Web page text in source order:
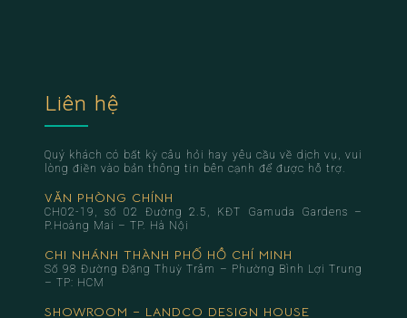
Liên hệ
Quý khách có bất kỳ câu hỏi hay yêu cầu về dịch vụ, vui
lòng điền vào bản thông tin bên cạnh để được hỗ trợ.
VĂN PHÒNG CHÍNH
CH02-19, số 02 Đường 2.5, KĐT Gamuda Gardens –
P.Hoàng Mai – TP. Hà Nội
CHI NHÁNH THÀNH PHỐ HỒ CHÍ MINH
Số 98 Đường Đặng Thuỳ Trâm – Phường Bình Lợi Trung
– TP: HCM
SHOWROOM – LANDCO DESIGN HOUSE